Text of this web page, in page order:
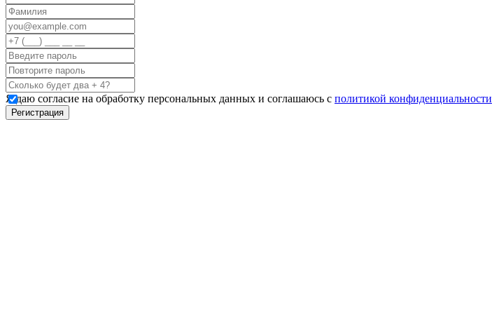
Я даю согласие на обработку персональных данных и соглашаюсь с политикой конфиденциальности
Регистрация